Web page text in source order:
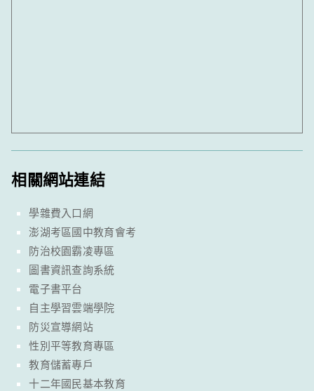
相關網站連結
學雜費入口網
澎湖考區國中教育會考
防治校園霸凌專區
圖書資訊查詢系統
電子書平台
自主學習雲端學院
防災宣導網站
性別平等教育專區
教育儲蓄專戶
十二年國民基本教育